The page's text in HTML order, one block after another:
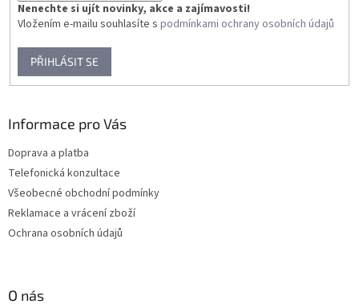
Nenechte si ujít novinky, akce a zajímavosti!
Vložením e-mailu souhlasíte s podmínkami ochrany osobních údajů
PŘIHLÁSIT SE
Informace pro Vás
Doprava a platba
Telefonická konzultace
Všeobecné obchodní podmínky
Reklamace a vrácení zboží
Ochrana osobních údajů
O nás